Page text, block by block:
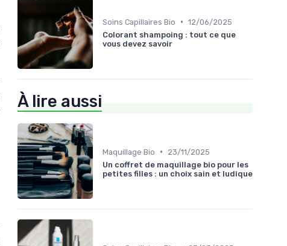
Soins Capillaires Bio • 12/06/2025
Colorant shampoing : tout ce que
vous devez savoir
À lire aussi
Maquillage Bio •
23/11/2025
Un coffret de maquillage bio pour les
petites filles : un choix sain et ludique